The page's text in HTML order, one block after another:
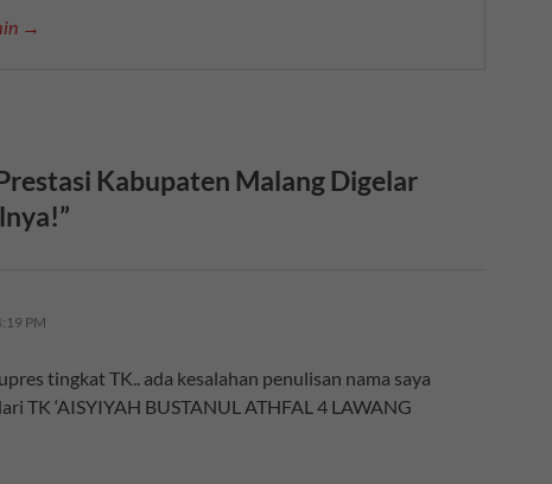
→
Kabupaten Malang Digelar
PM
tingkat TK.. ada kesalahan penulisan nama saya
TK ‘AISYIYAH BUSTANUL ATHFAL 4 LAWANG